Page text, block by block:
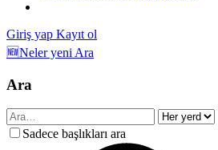
Giriş yap Kayıt ol
🆕Neler yeni Ara
Ara
Sadece başlıkları ara